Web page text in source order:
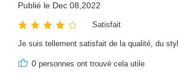
Publié le Dec 08,2022
Satisfait
Je suis tellement satisfait de la qualité, du
0 personnes ont trouvé cela utile